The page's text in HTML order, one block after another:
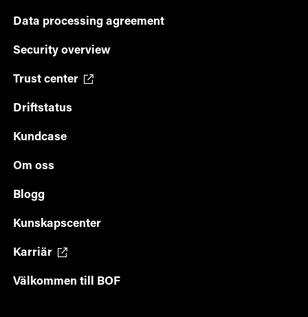
Data processing agreement
Security overview
Trust center
Driftstatus
Kundcase
Om oss
Blogg
Kunskapscenter
Karriär
Välkommen till BOF